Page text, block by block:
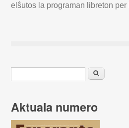
elŝutos la programan libreton per
Serĉu
Aktuala numero